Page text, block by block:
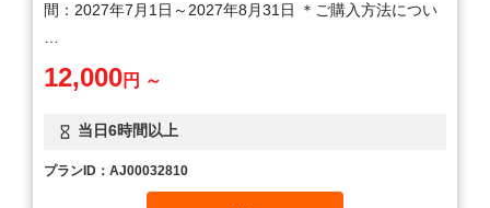
間：2027年7月1日～2027年8月31日 ＊ご購入方法につい
…
当日6時間以上
12,000円 ～
プランID：AJ00032810